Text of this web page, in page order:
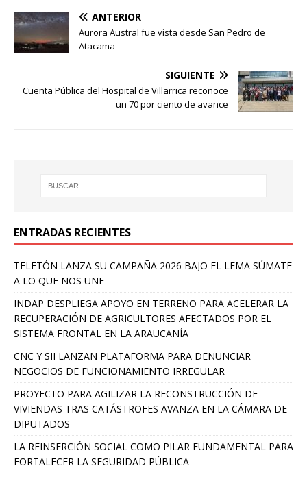
ANTERIOR
Aurora Austral fue vista desde San Pedro de
Atacama
SIGUIENTE
Cuenta Pública del Hospital de Villarrica reconoce
un 70 por ciento de avance
ENTRADAS RECIENTES
TELETÓN LANZA SU CAMPAÑA 2026 BAJO EL LEMA SÚMATE
A LO QUE NOS UNE
INDAP DESPLIEGA APOYO EN TERRENO PARA ACELERAR LA
RECUPERACIÓN DE AGRICULTORES AFECTADOS POR EL
SISTEMA FRONTAL EN LA ARAUCANÍA
CNC Y SII LANZAN PLATAFORMA PARA DENUNCIAR
NEGOCIOS DE FUNCIONAMIENTO IRREGULAR
PROYECTO PARA AGILIZAR LA RECONSTRUCCIÓN DE
VIVIENDAS TRAS CATÁSTROFES AVANZA EN LA CÁMARA DE
DIPUTADOS
LA REINSERCIÓN SOCIAL COMO PILAR FUNDAMENTAL PARA
FORTALECER LA SEGURIDAD PÚBLICA